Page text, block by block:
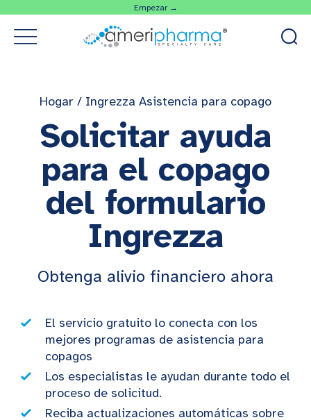
Empezar →
Hogar / Ingrezza Asistencia para copago
Solicitar ayuda
para el copago
del formulario
Ingrezza
Obtenga alivio financiero ahora
El servicio gratuito lo conecta con los
mejores programas de asistencia para
copagos
Los especialistas le ayudan durante todo el
proceso de solicitud.
Reciba actualizaciones automáticas sobre